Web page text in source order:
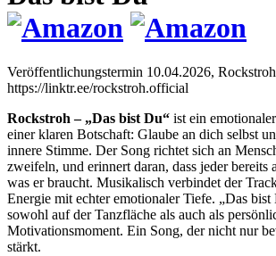
Veröffentlichungstermin 10.04.2026,
https://linktr.ee/rockstroh.official
Rockstroh – „Das bist Du“ ist ein
einer klaren Botschaft: Glaube an dich selbst
innere Stimme. Der Song richtet sich an
zweifeln, und erinnert daran, dass jeder bereits
was er braucht. Musikalisch verbindet der
Energie mit echter emotionaler Tiefe. „Das
sowohl auf der Tanzfläche als auch als
Motivationsmoment. Ein Song, der nicht nur
stärkt.